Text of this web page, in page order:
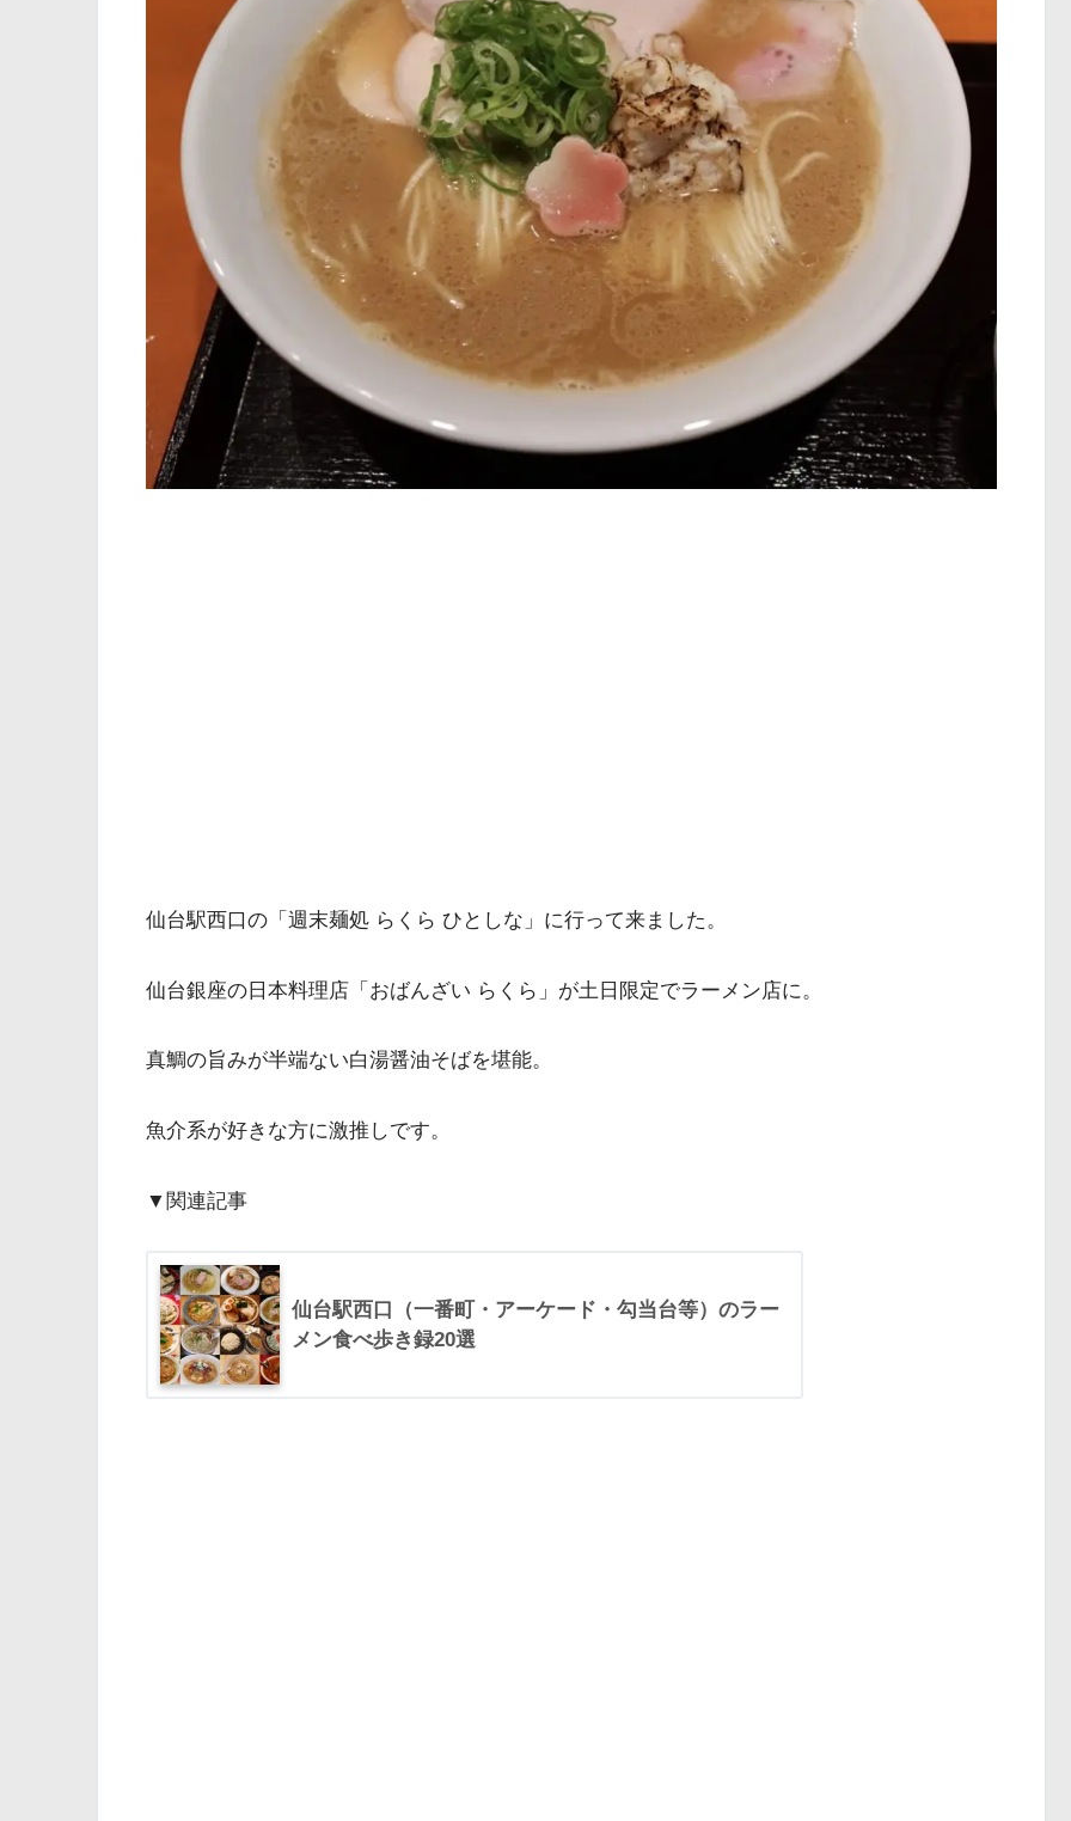
仙台駅西口の「週末麺処 らくら ひとしな」に行って来ました。
仙台銀座の日本料理店「おばんざい らくら」が土日限定でラーメン店に。
真鯛の旨みが半端ない白湯醤油そばを堪能。
魚介系が好きな方に激推しです。
▼関連記事
仙台駅西口（一番町・アーケード・勾当台等）のラー
メン食べ歩き録20選